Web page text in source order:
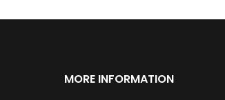
MORE INFORMATION